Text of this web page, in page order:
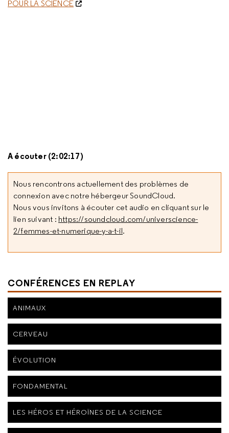
POUR LA SCIENCE
A écouter (2:02:17)
Nous rencontrons actuellement des problèmes de
connexion avec notre hébergeur SoundCloud.
Nous vous invitons à écouter cet audio en cliquant sur le
lien suivant : https://soundcloud.com/universcience-
2/femmes-et-numerique-y-a-t-il.
CONFÉRENCES EN REPLAY
ANIMAUX
CERVEAU
ÉVOLUTION
FONDAMENTAL
LES HÉROS ET HÉROÏNES DE LA SCIENCE